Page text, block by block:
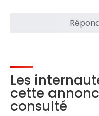
Les
cette
consulté